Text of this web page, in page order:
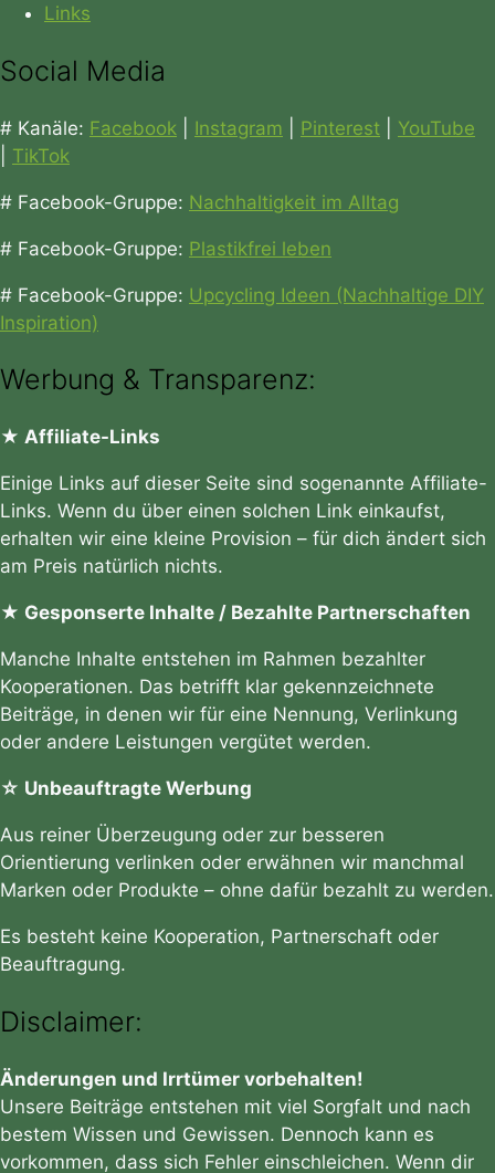
Links
Social Media
# Kanäle: Facebook Instagram Pinterest
YouTube
TikTok
# Facebook-Gruppe: Nachhaltigkeit im Alltag
# Facebook-Gruppe: Plastikfrei leben
# Facebook-Gruppe: Upcycling Ideen (Nachhaltige DIY
Inspiration)
Werbung & Transparenz:
★ Affiliate-Links
Einige Links auf dieser Seite sind sogenannte Affiliate-
Links. Wenn du über einen solchen Link einkaufst,
erhalten wir eine kleine Provision – für dich ändert sich
am Preis natürlich nichts.
★ Gesponserte Inhalte / Bezahlte Partnerschaften
Manche Inhalte entstehen im Rahmen bezahlter
Kooperationen. Das betrifft klar gekennzeichnete
Beiträge, in denen wir für eine Nennung, Verlinkung
oder andere Leistungen vergütet werden.
☆ Unbeauftragte Werbung
Aus reiner Überzeugung oder zur besseren
Orientierung verlinken oder erwähnen wir manchmal
Marken oder Produkte – ohne dafür bezahlt zu werden.
Es besteht keine Kooperation, Partnerschaft oder
Beauftragung.
Disclaimer:
Änderungen und Irrtümer vorbehalten!
Unsere Beiträge entstehen mit viel Sorgfalt und nach
bestem Wissen und Gewissen. Dennoch kann es
vorkommen, dass sich Fehler einschleichen. Wenn dir